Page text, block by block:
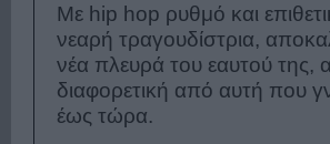
Με hip hop ρυθμό και
νεαρή τραγουδίστρια,
νέα πλευρά του εαυτού της,
διαφορετική από αυτή που
έως τώρα.